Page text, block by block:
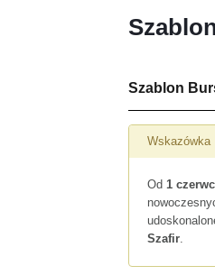
Szablon
Wskazówka
Od 1
Szafir.